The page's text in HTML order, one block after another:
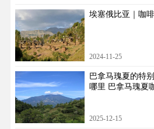
埃塞俄比亚｜咖
2024-11-25
巴拿马瑰夏的特
哪里 巴拿马瑰夏
2025-12-15